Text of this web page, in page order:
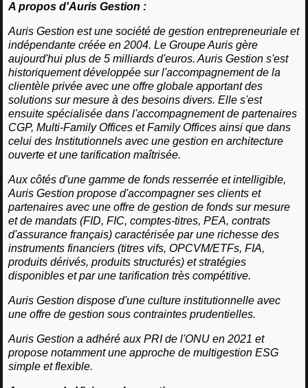
A propos d'Auris Gestion :
Auris Gestion est une société de gestion entrepreneuriale et
indépendante créée en 2004. Le Groupe Auris gère
aujourd'hui plus de 5 milliards d'euros. Auris Gestion s'est
historiquement développée sur l'accompagnement de la
clientèle privée avec une offre globale apportant des
solutions sur mesure à des besoins divers. Elle s'est
ensuite spécialisée dans l'accompagnement de partenaires
CGP, Multi-Family Offices et Family Offices ainsi que dans
celui des Institutionnels avec une gestion en architecture
ouverte et une tarification maîtrisée.
Aux côtés d'une gamme de fonds resserrée et intelligible,
Auris Gestion propose d'accompagner ses clients et
partenaires avec une offre de gestion de fonds sur mesure
et de mandats (FID, FIC, comptes-titres, PEA, contrats
d'assurance français) caractérisée par une richesse des
instruments financiers (titres vifs, OPCVM/ETFs, FIA,
produits dérivés, produits structurés) et stratégies
disponibles et par une tarification très compétitive.
Auris Gestion dispose d'une culture institutionnelle avec
une offre de gestion sous contraintes prudentielles.
Auris Gestion a adhéré aux PRI de l'ONU en 2021 et
propose notamment une approche de multigestion ESG
simple et flexible.